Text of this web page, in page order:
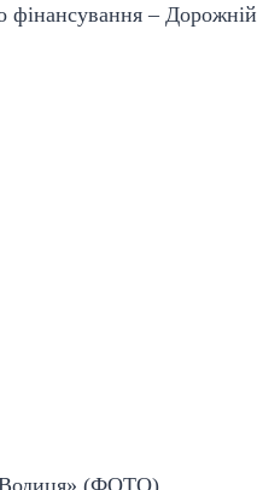
фінансування – Дорожній